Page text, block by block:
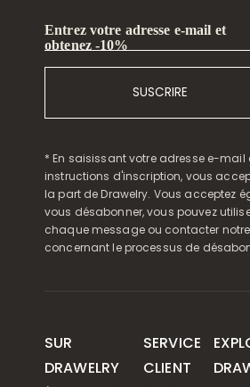
Entrez votre adresse e-mail et
obtenez -10%
SUSCRIRE
* En saisissant votre adresse e-mail
instructions d'inscription, vous
la part de Drawelry. Vous acceptez
vous désabonner, vous pouvez
chaque message ou contacter
concernant le processus de
SUR
DRAWELRY
SERVICE
CLIENT